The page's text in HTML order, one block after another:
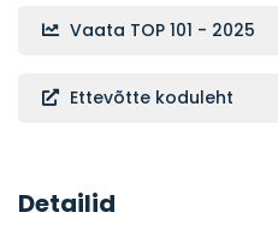
Vaata TOP 101 - 2025
Ettevõtte koduleht
Detailid